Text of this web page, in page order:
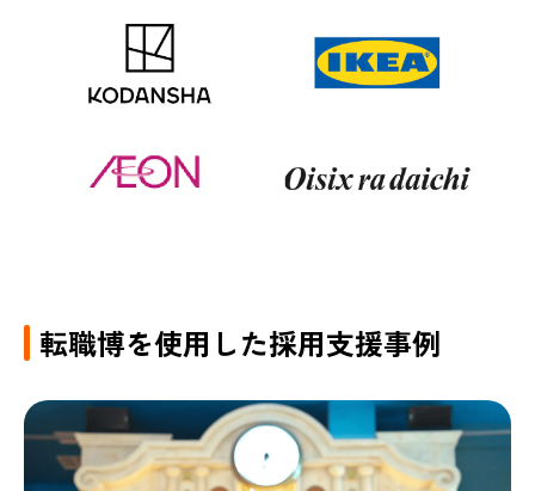
転職博を使用した採用支援事例